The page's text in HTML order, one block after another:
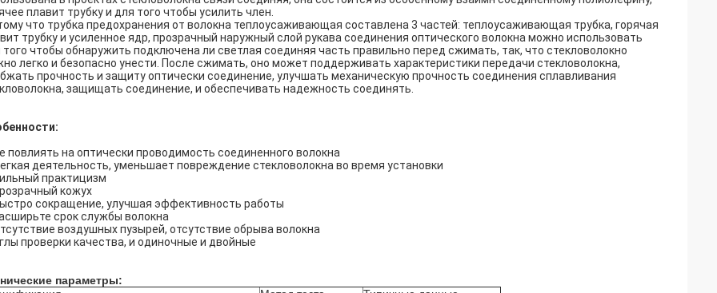
плавит трубку и для того чтобы усилить член.
что трубка предохранения от волокна теплоусаживающая составлена 3 частей: теплоусаживающая трубка, горячая
трубку и усиленное ядр, прозрачный наружный слой рукава соединения оптического волокна можно использовать
того чтобы обнаружить подключена ли светлая соединяя часть правильно перед сжимать, так, что стекловолокно
легко и безопасно унести. После сжимать, оно может поддерживать характеристики передачи стекловолокна,
прочность и защиту оптически соединение, улучшать механическую прочность соединения сплавливания
защищать соединение, и обеспечивать надежность соединять.
повлиять на оптически проводимость соединенного волокна
деятельность, уменьшает повреждение стекловолокна во время установки
практицизм
кожух
сокращение, улучшая эффективность работы
срок службы волокна
воздушных пузырей, отсутствие обрыва волокна
проверки качества, и одиночные и двойные
параметры: